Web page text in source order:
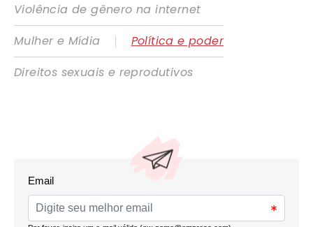
Violência de gênero na internet
Mulher e Mídia
|
Política e poder
Direitos sexuais e reprodutivos